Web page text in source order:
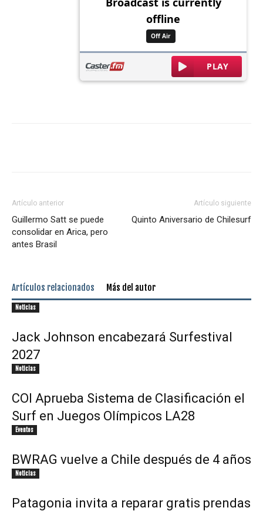
Artículo anterior
Guillermo Satt se puede
consolidar en Arica, pero
antes Brasil
Artículo siguiente
Quinto Aniversario de Chilesurf
Artículos relacionados Más del autor
Noticias
Jack Johnson encabezará Surfestival
2027
Noticias
COI Aprueba Sistema de Clasificación el
Surf en Juegos Olímpicos LA28
Eventos
BWRAG vuelve a Chile después de 4 años
Noticias
Patagonia invita a reparar gratis prendas